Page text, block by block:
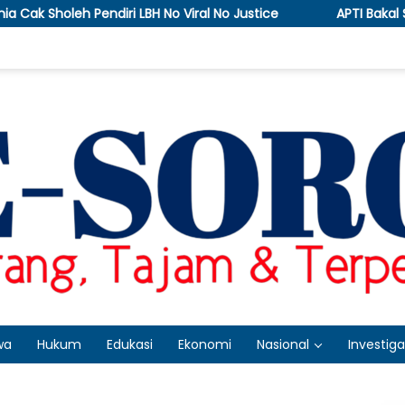
Viral No Justice APTI Bakal Somasi dan Gugat
Hukum Edukasi Ekonomi Nasional